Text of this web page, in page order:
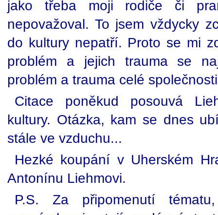
jako třeba moji rodiče či
nepovažoval. To jsem vždycky
do kultury nepatří. Proto se mi
problém a jejich trauma se
problém a trauma celé
Citace poněkud posouvá
kultury. Otázka, kam se dnes
stále ve vzduchu...
Hezké koupání v Uherském
Antonínu Liehmovi.
P.S. Za připomenutí